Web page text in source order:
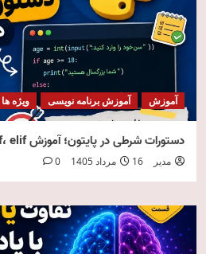
آموزش آموزش برنامه نویسی ویژه ها
دستورات شرطی در پایتون؛ آموزش if، elif و else
مدیر 16 مرداد 1405 0